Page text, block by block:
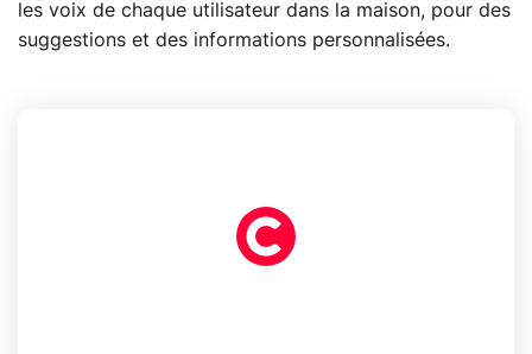
les voix de chaque utilisateur dans la maison, pour des
suggestions et des informations personnalisées.